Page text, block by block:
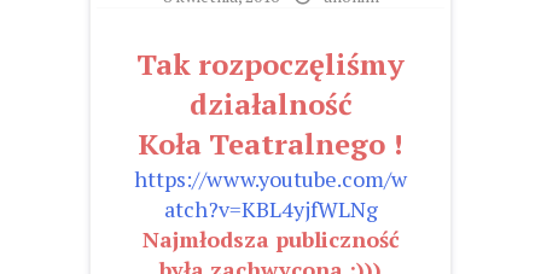
Tak rozpoczęliśmy
działalność
Koła Teatralnego !
https://www.youtube.com/w
atch?v=KBL4yjfWLNg
Najmłodsza publiczność